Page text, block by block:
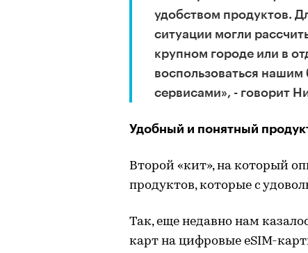
удобством продуктов.
ситуации могли
крупном городе или в
воспользоваться
сервисами», - говорит
Удобный и понятный
Второй «кит», на который
продуктов, которые с
Так, еще недавно нам
карт на цифровые eSIM-